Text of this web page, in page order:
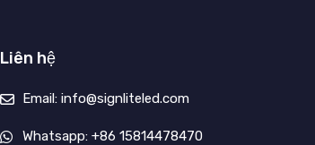
Liên hệ
Email: info@signliteled.com
Whatsapp: +86 15814478470